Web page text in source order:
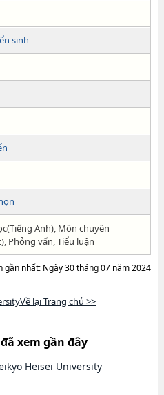
sinh
Anh), Môn chuyên
Phỏng vấn, Tiểu luận
gần nhất: Ngày 30 tháng 07 năm 2024
lại Trang chủ >>
xem gần đây
Heisei University